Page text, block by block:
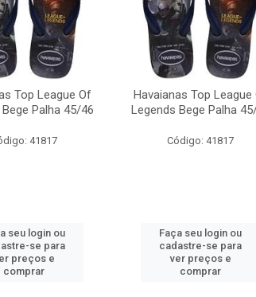
Top League Of
Palha 45/46
41817
seu login ou
se para
preços e
comprar
Havaianas Top League
Legends Bege Palha
Código: 41817
Faça seu login ou
cadastre-se para
ver preços e
comprar